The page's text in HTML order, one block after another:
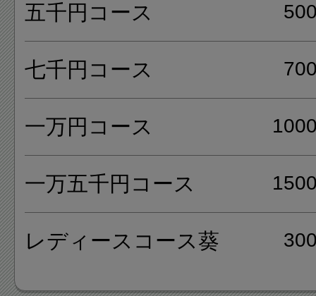
ス、鮨懐石と用途に合わせた
また季節に合わせ、様々な料
季節によってトロの冷しゃぶ
い等、珍しい品々に出会える
五千円コース
七千円コース
一万円コース
一万五千円コース
レディースコース葵